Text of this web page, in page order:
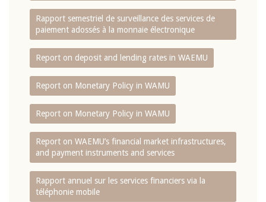
Rapport semestriel de surveillance des services de
paiement adossés à la monnaie électronique
Report on deposit and lending rates in WAEMU
Report on Monetary Policy in WAMU
Report on Monetary Policy in WAMU
Report on WAEMU’s financial market infrastructures,
and payment instruments and services
Rapport annuel sur les services financiers via la
téléphonie mobile